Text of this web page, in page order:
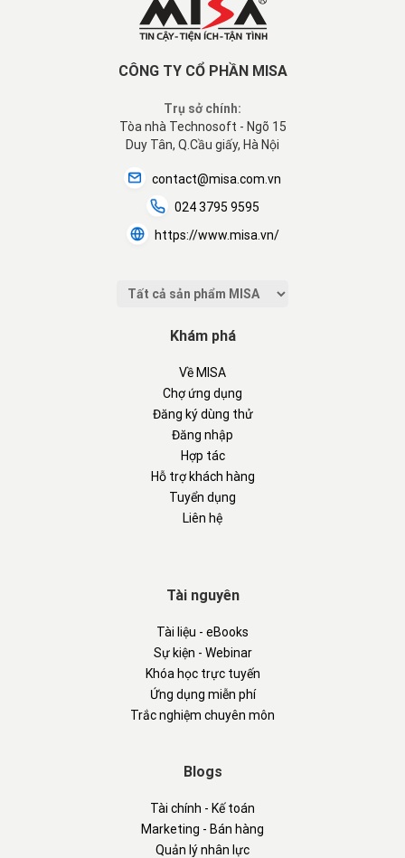
CÔNG TY CỔ PHẦN MISA
Trụ sở chính:
Tòa nhà Technosoft - Ngõ 15
Duy Tân, Q.Cầu giấy, Hà Nội
contact@misa.com.vn
024 3795 9595
https://www.misa.vn/
Khám phá
Về MISA
Chợ ứng dụng
Đăng ký dùng thử
Đăng nhập
Hợp tác
Hỗ trợ khách hàng
Tuyển dụng
Liên hệ
Tài nguyên
Tài liệu - eBooks
Sự kiện - Webinar
Khóa học trực tuyến
Ứng dụng miễn phí
Trắc nghiệm chuyên môn
Blogs
Tài chính - Kế toán
Marketing - Bán hàng
Quản lý nhân lực